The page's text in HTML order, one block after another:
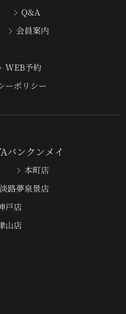
Q&A
会員案内
WEB予約
ーポリシー
バンクンメイ
本町店
淡路夢泉景店
戸店
山店